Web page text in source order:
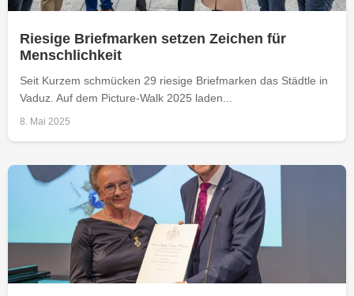
Riesige Briefmarken setzen Zeichen für
Menschlichkeit
Seit Kurzem schmücken 29 riesige Briefmarken das Städtle in
Vaduz. Auf dem Picture-Walk 2025 laden...
8. Mai 2025